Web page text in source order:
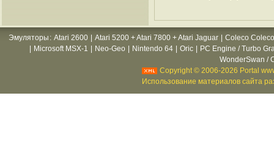
Эмуляторы : Atari 2600 Atari 5200 + Atari 7800 + Atari Jaguar
Coleco
Microsoft MSX-1 Neo-Geo Nintendo 64 Oric
PC Engine / Turbo
WonderSwan /
Copyright © 2006-2026 Portal
Использование материалов сайта